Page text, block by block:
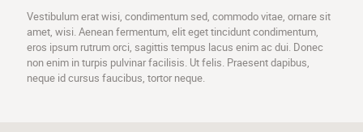
Vestibulum erat wisi, condimentum sed, commodo vitae, ornare sit
amet, wisi. Aenean fermentum, elit eget tincidunt condimentum,
eros ipsum rutrum orci, sagittis tempus lacus enim ac dui. Donec
non enim in turpis pulvinar facilisis. Ut felis. Praesent dapibus,
neque id cursus faucibus, tortor neque.